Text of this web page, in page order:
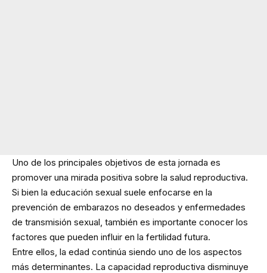
Uno de los principales objetivos de esta jornada es
promover una mirada positiva sobre la salud reproductiva.
Si bien la educación sexual suele enfocarse en la
prevención de embarazos no deseados y enfermedades
de transmisión sexual, también es importante conocer los
factores que pueden influir en la fertilidad futura.
Entre ellos, la edad continúa siendo uno de los aspectos
más determinantes. La capacidad reproductiva disminuye